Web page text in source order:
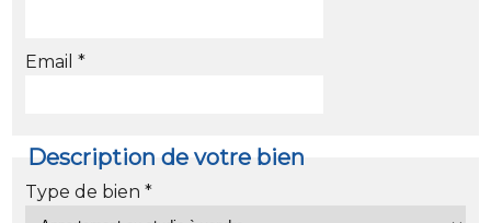
Email *
Description de votre bien
Type de bien *